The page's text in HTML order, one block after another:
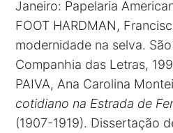
Janeiro: Papelaria
FOOT HARDMAN,
modernidade na selva.
Companhia das Letras,
PAIVA, Ana Carolina
cotidiano na Estrada de
(1907-1919). Dissertação